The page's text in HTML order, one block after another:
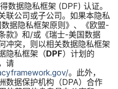
数​据​隐私框架 (DPF) 认证。​
联​公司​或子​公司。​如果​本​隐私​
据​隐私框架​原则》、​《欧盟-
款》​和​/或​《瑞士-美国​数据​
冲突，​则​以​相关​数​据​隐私框架​
隐私框架​（DPF）​计划​的​
请​
.gov/。​此外，​
数据​保护​机构​（DPA）​合作​